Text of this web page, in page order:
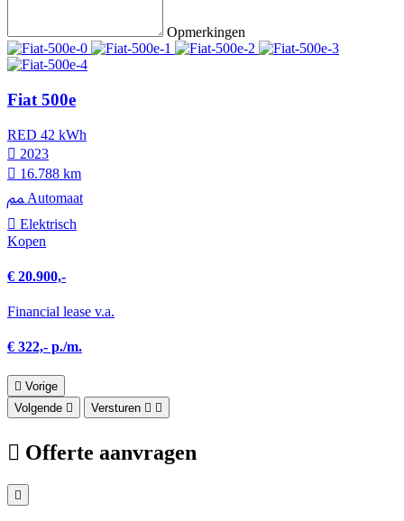
Opmerkingen
Fiat 500e
RED 42 kWh
2023
16.788 km
Automaat
Elektrisch
Kopen
€ 20.900,-
Financial lease v.a.
€ 322,- p./m.
Vorige
Volgende
Versturen
Offerte aanvragen